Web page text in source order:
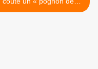
dingue » ! >